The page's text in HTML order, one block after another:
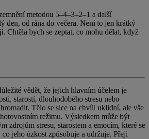
metodou 5–4–3–2–1 a další
den, od rána do večera. Není to jen krátký
Chtěla bych se zeptat, co mohu dělat, když
vědět, že jejich hlavním účelem je
starostí, dlouhodobého stresu nebo
Tělo se sice na chvíli uklidní, ale vše
režimu. Výsledkem může být
zdrojům stresu, starostem a emocím, které se
jeho úzkost způsobuje a udržuje. Přeji